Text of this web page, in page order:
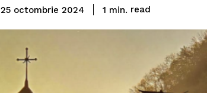
25 octombrie 2024 1 min. read